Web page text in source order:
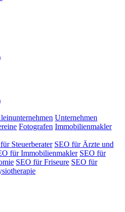
Unternehmen
Fotografen Immobilienmakler
Steuerberater SEO für Ärzte und
für Immobilienmakler SEO für
SEO für Friseure SEO für